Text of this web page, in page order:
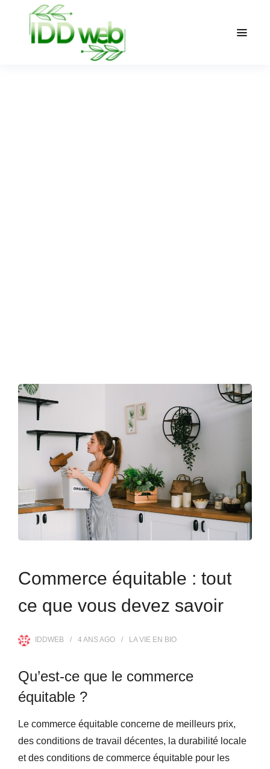
Commerce équitable : tout
ce que vous devez savoir
IDDWEB 4 ANSAGO LA VIE EN BIO
Qu’est-ce que le commerce
équitable ?
Le commerce équitable concerne de meilleurs prix,
des conditions de travail décentes, la durabilité locale
et des conditions de commerce équitable pour les